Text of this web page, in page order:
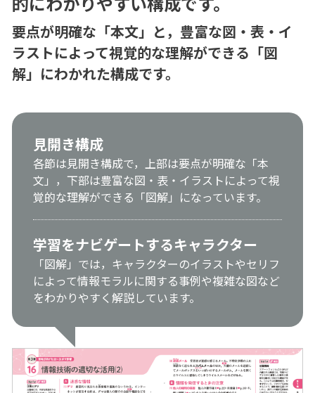
要点が明確な「本文」と，豊富な図・表・イ
ラストによって視覚的な理解ができる「図
解」にわかれた構成です。
見開き構成
各節は見開き構成で，上部は要点が明確な「本
文」，下部は豊富な図・表・イラストによって視
覚的な理解ができる「図解」になっています。
学習をナビゲートするキャラクター
「図解」では，キャラクターのイラストやセリフ
によって情報モラルに関する事例や複雑な図など
をわかりやすく解説しています。